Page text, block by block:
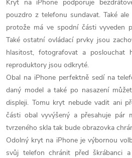
Kryt na iPhone podporuje
pouzdro z telefonu sundavat. Také
protože má ve spodní části vyveden
Také ostatní ovládací prvky jsou
hlasitost, fotografovat a poslouchat
reproduktory jsou odkryté.
Obal na iPhone perfektně sedí na
daný model a také po nasazení
displeji. Tomu kryt nebude vadit ani
části obal vyvýšený a přesahuje pár
tvrzeného skla tak bude obrazovka
Odolný kryt na iPhone je výbornou
svůj telefon chránit před škrábanci